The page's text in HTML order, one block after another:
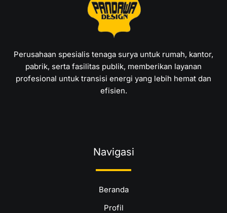
Perusahaan spesialis tenaga surya untuk rumah, kantor,
pabrik, serta fasilitas publik, memberikan layanan
profesional untuk transisi energi yang lebih hemat dan
efisien.
Navigasi
Beranda
Profil